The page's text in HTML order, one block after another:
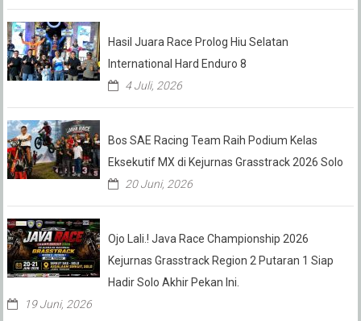
Hasil Juara Race Prolog Hiu Selatan
International Hard Enduro 8
4 Juli, 2026
Bos SAE Racing Team Raih Podium Kelas
Eksekutif MX di Kejurnas Grasstrack 2026 Solo
20 Juni, 2026
Ojo Lali.! Java Race Championship 2026
Kejurnas Grasstrack Region 2 Putaran 1 Siap
Hadir Solo Akhir Pekan Ini.
19 Juni, 2026